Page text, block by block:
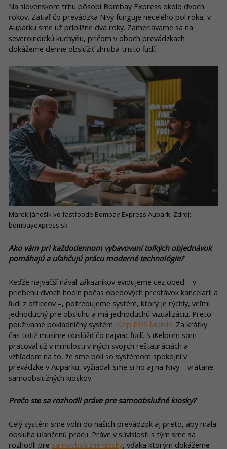
Na slovenskom trhu pôsobí Bombay Express okolo dvoch
rokov. Zatiaľ čo prevádzka Nivy funguje necelého pol roka, v
Auparku sme už približne dva roky. Zameriavame sa na
severoindickú kuchyňu, pričom v oboch prevádzkach
dokážeme denne obslúžiť zhruba tristo ľudí.
Marek Jánošík vo fastfoode Bombay Express Aupark. Zdroj:
bombayexpress.sk
Ako vám pri každodennom vybavovaní toľkých objednávok
pomáhajú a uľahčujú prácu moderné technológie?
Keďže najväčší nával zákazníkov evidujeme cez obed – v
priebehu dvoch hodín počas obedových prestávok kancelárií a
ľudí z officeov –, potrebujeme systém, ktorý je rýchly, veľmi
jednoduchý pre obsluhu a má jednoduchú vizualizáciu. Preto
používame pokladničný systém iKelp POS Mobile. Za krátky
čas totiž musíme obslúžiť čo najviac ľudí. S iKelpom som
pracoval už v minulosti v iných svojich reštauráciách a
vzhľadom na to, že sme boli so systémom spokojní v
prevádzke v Auparku, vyžiadali sme si ho aj na Nivy – vrátane
samoobslužných kioskov.
Prečo ste sa rozhodli práve pre samoobslužné kiosky?
Celý systém sme volili do našich prevádzok aj preto, aby mala
obsluha uľahčenú prácu. Práve v súvislosti s tým sme sa
rozhodli pre samoobslužné kiosky, vďaka ktorým dokážeme